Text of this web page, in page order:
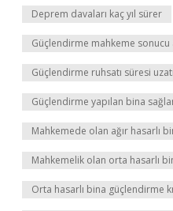
Deprem davaları kaç yıl sürer
Güçlendirme mahkeme sonucu
Güçlendirme ruhsatı süresi
Güçlendirme yapılan bina
Mahkemede olan ağır hasarlı
Mahkemelik olan orta hasarlı
Orta hasarlı bina güçlendirme